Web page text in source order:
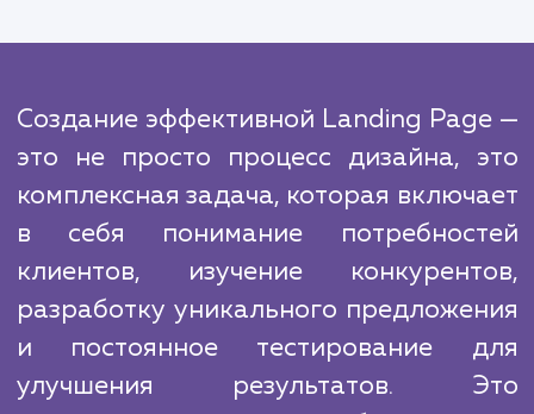
инструменты для создания
эффективного дизайна, который отражает
бренд и помогает вам выделиться на рынке.
В конце каждого проекта мы
тестируем Landing Page, чтобы убедиться,
она отвечает всем техническим
работает безупречно на всех